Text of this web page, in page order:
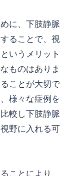
に、下肢静脈
ることで、視
いうメリット
ものはありま
ことが大切で
様々な症例を
較し下肢静脈
野に入れる可
ことにより、